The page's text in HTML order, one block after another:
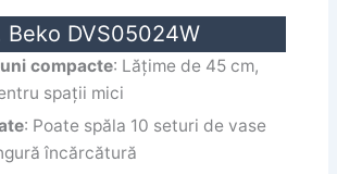
Beko DVS05024W
compacte: Lățime de 45 cm,
spații mici
: Poate spăla 10 seturi de vase
încărcătură